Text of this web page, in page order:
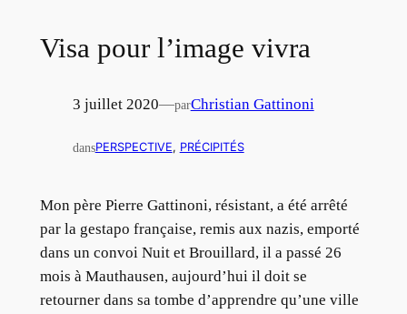
Visa pour l’image vivra
3 juillet 2020—parChristian Gattinoni
dansPERSPECTIVE, PRÉCIPITÉS
Mon père Pierre Gattinoni, résistant, a été arrêté
par la gestapo française, remis aux nazis, emporté
dans un convoi Nuit et Brouillard, il a passé 26
mois à Mauthausen, aujourd’hui il doit se
retourner dans sa tombe d’apprendre qu’une ville